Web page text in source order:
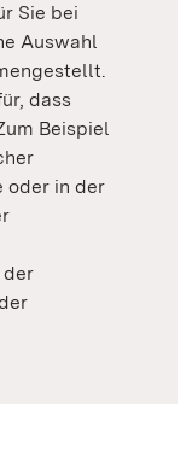
Sie bei
Auswahl
dass
Beispiel
oder in der
der